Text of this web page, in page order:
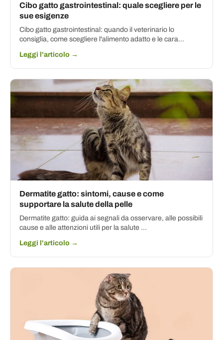
Cibo gatto gastrointestinal: quale scegliere per le
sue esigenze
Cibo gatto gastrointestinal: quando il veterinario lo
consiglia, come scegliere l'alimento adatto e le cara...
Leggi l'articolo →
Dermatite gatto: sintomi, cause e come
supportare la salute della pelle
Dermatite gatto: guida ai segnali da osservare, alle possibili
cause e alle attenzioni utili per la salute ...
Leggi l'articolo →